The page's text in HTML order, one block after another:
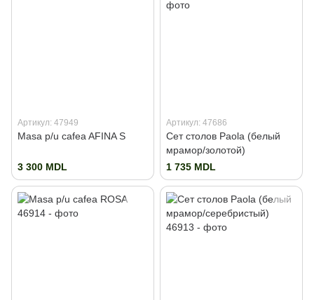
Артикул: 47949
Masa p/u cafea AFINA S
3 300 MDL
Артикул: 47686
Сет столов Paola (белый
мрамор/золотой)
1 735 MDL